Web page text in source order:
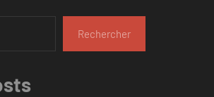
Rechercher